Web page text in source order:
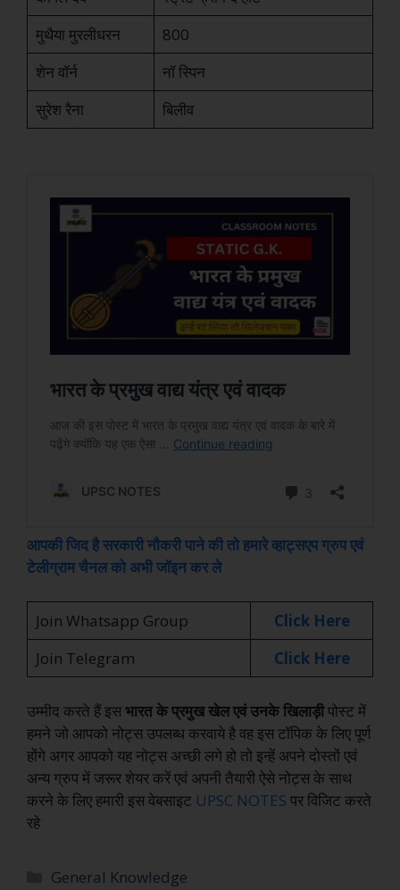
मुथैया मुरलीधरन
800
शेन वॉर्न
नॉ स्पिन
सुरेश रैना
बिलीव
आपकी जिद है सरकारी नौकरी पाने की तो हमारे व्हाट्सएप ग्रुप एवं
टेलीग्राम चैनल को अभी जॉइन कर ले
Join Whatsapp Group
Click Here
Join Telegram
Click Here
उम्मीद करते हैं इसभारत के प्रमुख खेल एवं उनके खिलाड़ीपोस्ट में
हमने जो आपको नोट्स उपलब्ध करवाये है वह इस टॉपिक के लिए पूर्ण
होंगे अगर आपको यह नोट्स अच्छी लगे हो तो इन्हें अपने दोस्तों एवं
अन्य ग्रुप में जरूर शेयर करें एवं अपनी तैयारी ऐसे नोट्स के साथ
करने के लिए हमारी इस वेबसाइट UPSC NOTES पर विजिट करते
रहे
General Knowledge